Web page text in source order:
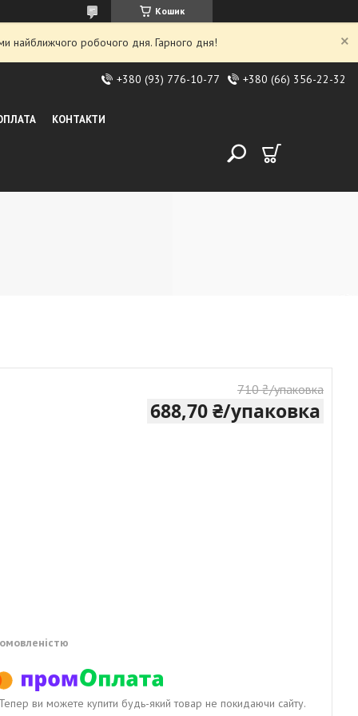
Кошик
найближчого робочого дня. Гарного дня!
+380 (93) 776-10-77 +380 (66) 356-22-32
КОНТАКТИ
710 ₴/упаковка
688,70 ₴/упаковка
Тепер ви можете купити будь-який товар не покидаючи сайту.